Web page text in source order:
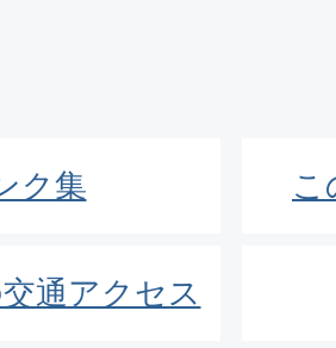
ク集 こ
通アクセス